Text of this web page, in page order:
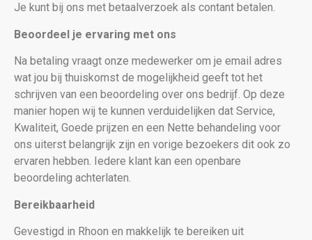
Je kunt bij ons met betaalverzoek als contant betalen.
Beoordeel je ervaring met ons
Na betaling vraagt onze medewerker om je email adres
wat jou bij thuiskomst de mogelijkheid geeft tot het
schrijven van een beoordeling over ons bedrijf. Op deze
manier hopen wij te kunnen verduidelijken dat Service,
Kwaliteit, Goede prijzen en een Nette behandeling voor
ons uiterst belangrijk zijn en vorige bezoekers dit ook zo
ervaren hebben. Iedere klant kan een openbare
beoordeling achterlaten.
Bereikbaarheid
Gevestigd in Rhoon en makkelijk te bereiken uit